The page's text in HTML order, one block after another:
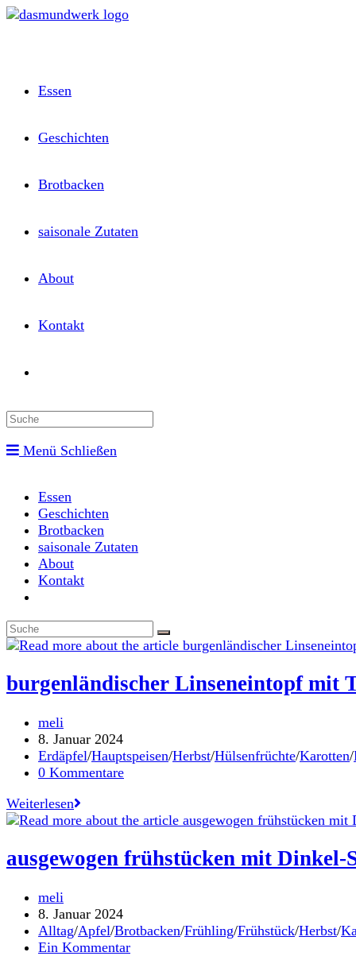
Zum
Essen
Geschichten
Brotbacken
saisonale Zutaten
About
Kontakt
website
Menü Schließen
Essen
Geschichten
Brotbacken
saisonale Zutaten
About
Kontakt
search
burgenländischer Linseneintopf mit
Beitrags-
Autor:
meli
Beitrag
veröffentlicht:
8. Januar 2024
Beitrags-
Kategorie:
Erdäpfel/Hauptspeisen/Herbst/Hülsenfrüchte/Karotten/
Beitrags-
0 Kommentare
Weiterlesenburgenländischer
Linseneintopf
Tellerlinsen
ausgewogen frühstücken mit
Beitrags-
Autor:
meli
Beitrag
veröffentlicht:
8. Januar 2024
Beitrags-
Kategorie:
Alltag/Apfel/Brotbacken/Frühling/Frühstück/Herbst/
Beitrags-
Ein Kommentar